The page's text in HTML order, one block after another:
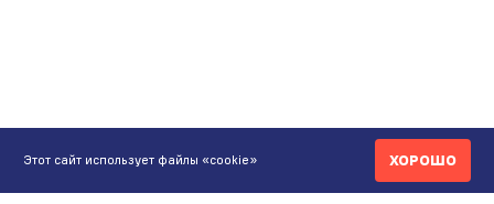
Этот сайт использует файлы «cookie» ХОРОШО